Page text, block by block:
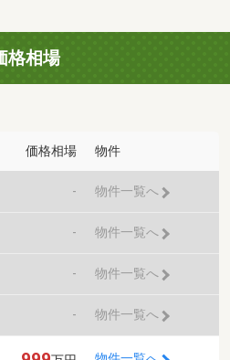
格相場
価格相場 物件
- 物件一覧へ
- 物件一覧へ
- 物件一覧へ
- 物件一覧へ